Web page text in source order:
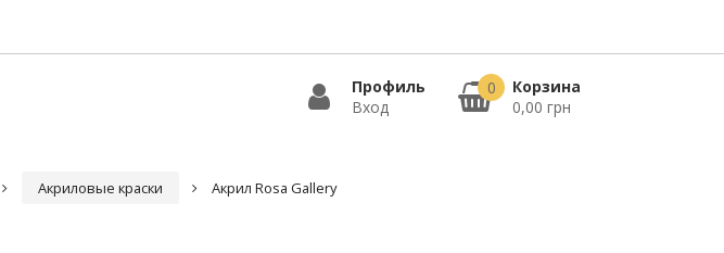
Профиль
Вход
Корзина
0,00 грн
0
Акриловые краски Акрил Rosa Gallery